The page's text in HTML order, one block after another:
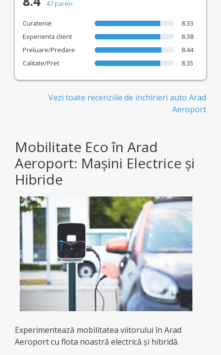
47 pareri
Curatenie
8.33
Experienta client
8.38
Preluare/Predare
8.44
Calitate/Pret
8.35
Vezi toate recenziile de inchirieri auto Arad
Aeroport
Mobilitate Eco în Arad
Aeroport: Mașini Electrice și
Hibride
Experimentează mobilitatea viitorului în Arad
Aeroport cu flota noastră electrică și hibridă.